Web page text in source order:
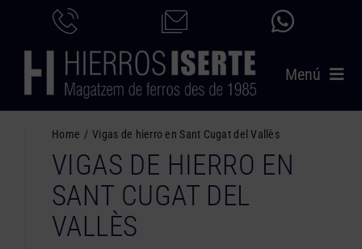
contenido
Menú
PRODUCTOS
SERVICIOS
CATÁLOGO
Home Vigas de hierro en Sant Cugat del Vallès
VIGAS DE HIERRO EN
SANT CUGAT DEL
VALLÈS